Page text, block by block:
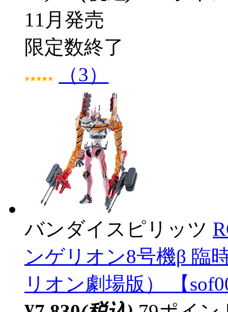
11月発売
限定数終了
（3）
バンダイスピリッツ
ンゲリオン8号機β 臨
リオン劇場版） 【